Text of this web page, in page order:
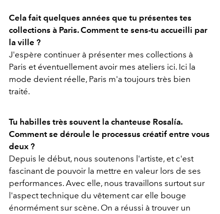
Cela fait quelques années que tu présentes tes
collections à Paris. Comment te sens-tu accueilli par
la ville ?
J'espère continuer à présenter mes collections à
Paris et éventuellement avoir mes ateliers ici. Ici la
mode devient réelle, Paris m'a toujours très bien
traité.
Tu habilles très souvent la chanteuse Rosalía.
Comment se déroule le processus créatif entre vous
deux ?
Depuis le début, nous soutenons l'artiste, et c'est
fascinant de pouvoir la mettre en valeur lors de ses
performances. Avec elle, nous travaillons surtout sur
l'aspect technique du vêtement car elle bouge
énormément sur scène. On a réussi à trouver un